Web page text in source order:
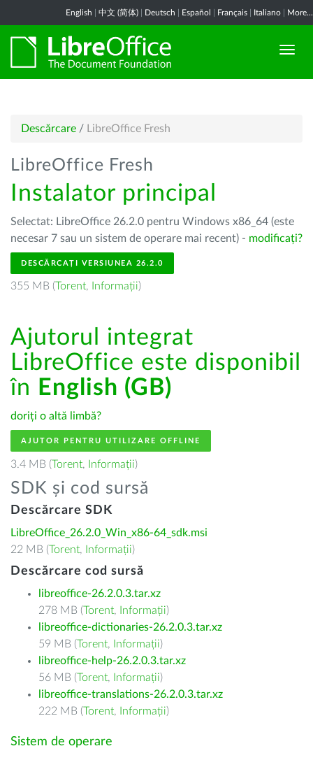
English 中文 (简体) Deutsch Español Français Italiano More...
Descărcare / LibreOffice Fresh
LibreOffice Fresh
Instalator principal
Selectat: LibreOffice 26.2.0 pentru Windows x86_64 (este
necesar 7 sau un sistem de operare mai recent) - modificați?
DESCĂRCAȚI VERSIUNEA 26.2.0
355 MB (Torent, Informații)
Ajutorul integrat
LibreOffice este disponibil
în English (GB)
doriți o altă limbă?
AJUTOR PENTRU UTILIZARE OFFLINE
3.4 MB (Torent, Informații)
SDK și cod sursă
Descărcare SDK
LibreOffice_26.2.0_Win_x86-64_sdk.msi
22 MB (Torent, Informații)
Descărcare cod sursă
libreoffice-26.2.0.3.tar.xz
278 MB (Torent, Informații)
libreoffice-dictionaries-26.2.0.3.tar.xz
59 MB (Torent, Informații)
libreoffice-help-26.2.0.3.tar.xz
56 MB (Torent, Informații)
libreoffice-translations-26.2.0.3.tar.xz
222 MB (Torent, Informații)
Sistem de operare